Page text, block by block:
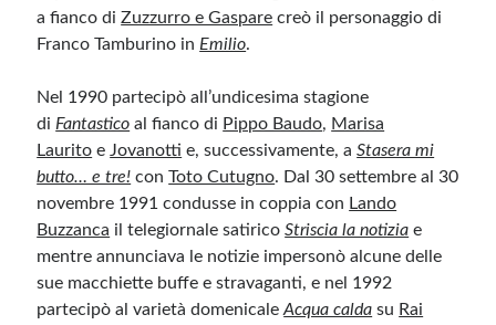
a fianco diZuzzurro e Gaspare creò il personaggio di
Franco Tamburino in Emilio.
Nel 1990 partecipò all’undicesima stagione
di Fantastico al fianco di Pippo Baudo, Marisa
Laurito e Jovanotti e, successivamente, aStasera mi
butto… e tre! conToto Cutugno. Dal 30 settembre al 30
novembre 1991 condusse in coppia con Lando
Buzzanca il telegiornale satiricoStriscia la notizia e
mentre annunciava le notizie impersonò alcune delle
sue macchiette buffe e stravaganti, e nel 1992
partecipò al varietà domenicaleAcqua calda su Rai